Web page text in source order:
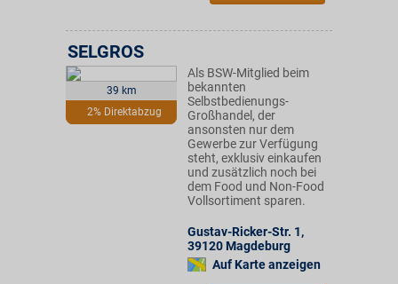
39 km
2% Direktabzug
SELGROS
Als BSW-Mitglied beim
bekannten
Selbstbedienungs-
Großhandel, der
ansonsten nur dem
Gewerbe zur Verfügung
steht, exklusiv einkaufen
und zusätzlich noch bei
dem Food und Non-Food
Vollsortiment sparen.
Gustav-Ricker-Str. 1,
39120 Magdeburg
Auf Karte anzeigen